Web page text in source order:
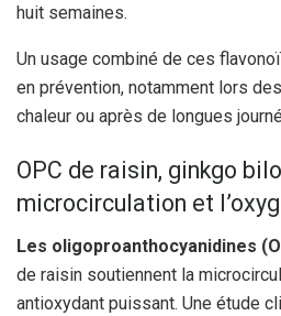
huit semaines.
Un usage combiné de ces
en prévention, notamment lors
chaleur ou après de longues
OPC de raisin, ginkgo
microcirculation et
Les oligoproanthocyanidines
de raisin soutiennent la
antioxydant puissant. Une étude